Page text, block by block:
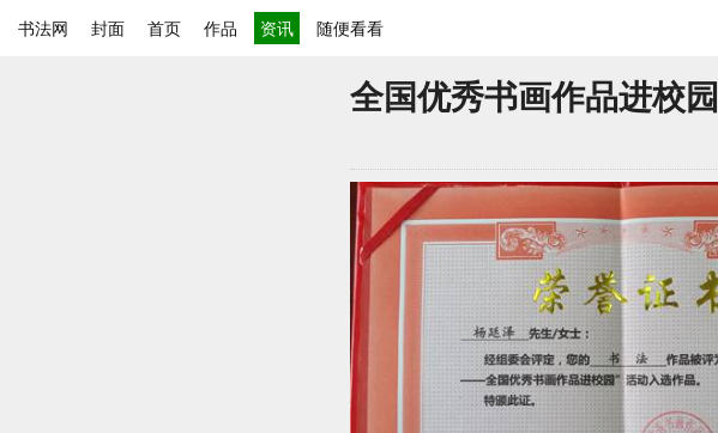
书法网 封面 首页 作品 资讯 随便看看
全国优秀书画作品进校园